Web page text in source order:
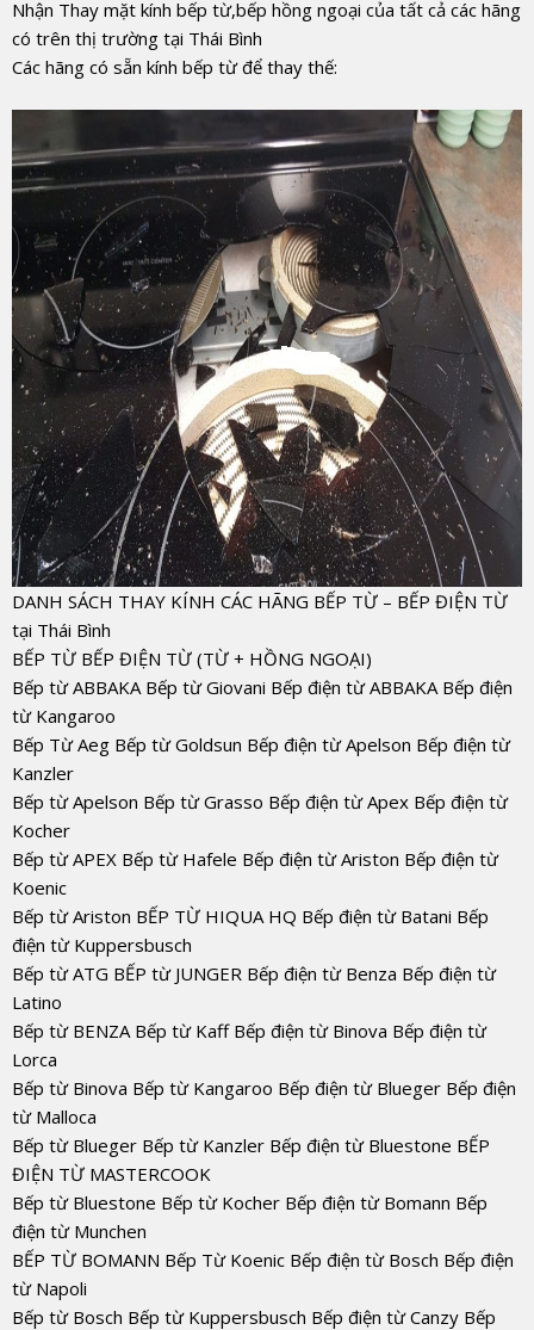
Nhận Thay mặt kính bếp từ,bếp hồng ngoại của tất cả các hãng
có trên thị trường tại Thái Bình
Các hãng có sẵn kính bếp từ để thay thế:
DANH SÁCH THAY KÍNH CÁC HÃNG BẾP TỪ – BẾP ĐIỆN TỪ
tại Thái Bình
BẾP TỪ BẾP ĐIỆN TỪ (TỪ + HỒNG NGOẠI)
Bếp từ ABBAKA Bếp từ Giovani Bếp điện từ ABBAKA Bếp điện
từ Kangaroo
Bếp Từ Aeg Bếp từ Goldsun Bếp điện từ Apelson Bếp điện từ
Kanzler
Bếp từ Apelson Bếp từ Grasso Bếp điện từ Apex Bếp điện từ
Kocher
Bếp từ APEX Bếp từ Hafele Bếp điện từ Ariston Bếp điện từ
Koenic
Bếp từ Ariston BẾP TỪ HIQUA HQ Bếp điện từ Batani Bếp
điện từ Kuppersbusch
Bếp từ ATG BẾP từ JUNGER Bếp điện từ Benza Bếp điện từ
Latino
Bếp từ BENZA Bếp từ Kaff Bếp điện từ Binova Bếp điện từ
Lorca
Bếp từ Binova Bếp từ Kangaroo Bếp điện từ Blueger Bếp điện
từ Malloca
Bếp từ Blueger Bếp từ Kanzler Bếp điện từ Bluestone BẾP
ĐIỆN TỪ MASTERCOOK
Bếp từ Bluestone Bếp từ Kocher Bếp điện từ Bomann Bếp
điện từ Munchen
BẾP TỪ BOMANN Bếp Từ Koenic Bếp điện từ Bosch Bếp điện
từ Napoli
Bếp từ Bosch Bếp từ Kuppersbusch Bếp điện từ Canzy Bếp